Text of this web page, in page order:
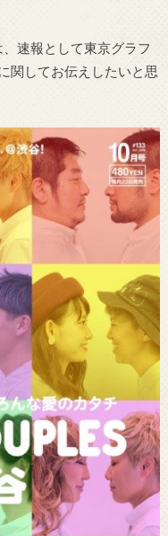
速報として東京グラフ
関してお伝えしたいと思